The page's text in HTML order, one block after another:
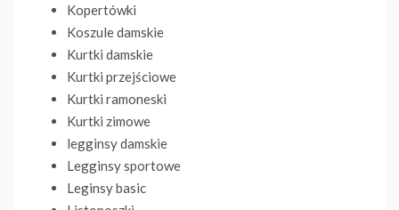
Kopertówki
Koszule damskie
Kurtki damskie
Kurtki przejściowe
Kurtki ramoneski
Kurtki zimowe
legginsy damskie
Legginsy sportowe
Leginsy basic